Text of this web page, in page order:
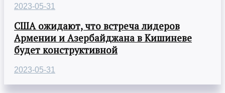
2023-05-31
США ожидают, что встреча лидеров
Армении и Азербайджана в Кишиневе
будет конструктивной
2023-05-31